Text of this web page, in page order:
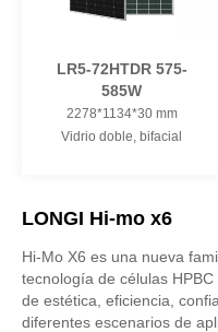
LR5-72HTDR 575-
585W
2278*1134*30 mm
Vidrio doble, bifacial
LONGI Hi-mo x6
Hi-Mo X6 es una nueva
tecnología de células
de estética, eficiencia,
diferentes escenarios de